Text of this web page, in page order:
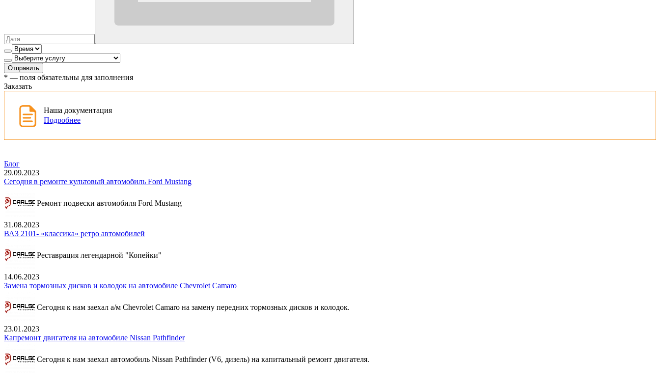
Отправить
* — поля обязательны для заполнения
Заказать
Наша документация
Подробнее
Блог
29.09.2023
Сегодня в ремонте культовый автомобиль Ford Mustang
Ремонт подвески автомобиля Ford Mustang
31.08.2023
ВАЗ 2101- «классика» ретро автомобилей
Реставрация легендарной "Копейки"
14.06.2023
Замена тормозных дисков и колодок на автомобиле Chevrolet Camaro
Сегодня к нам заехал а/м Chevrolet Camaro на замену передних тормозных дисков и колодок.
23.01.2023
Капремонт двигателя на автомобиле Nissan Pathfinder
Сегодня к нам заехал автомобиль Nissan Pathfinder (V6, дизель) на капитальный ремонт двигателя.